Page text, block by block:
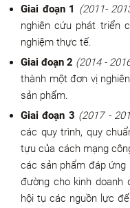
Giai đoạn 1 (2011-
nghiên cứu phát triển
nghiệm thực tế.
Giai đoạn 2 (2014 -
thành một đơn vị
sản phẩm.
Giai đoạn 3 (2017 -
các quy trình, quy
tựu của cách mạng
các sản phẩm đáp ứng
đường cho kinh doanh
hội tụ các nguồn lực